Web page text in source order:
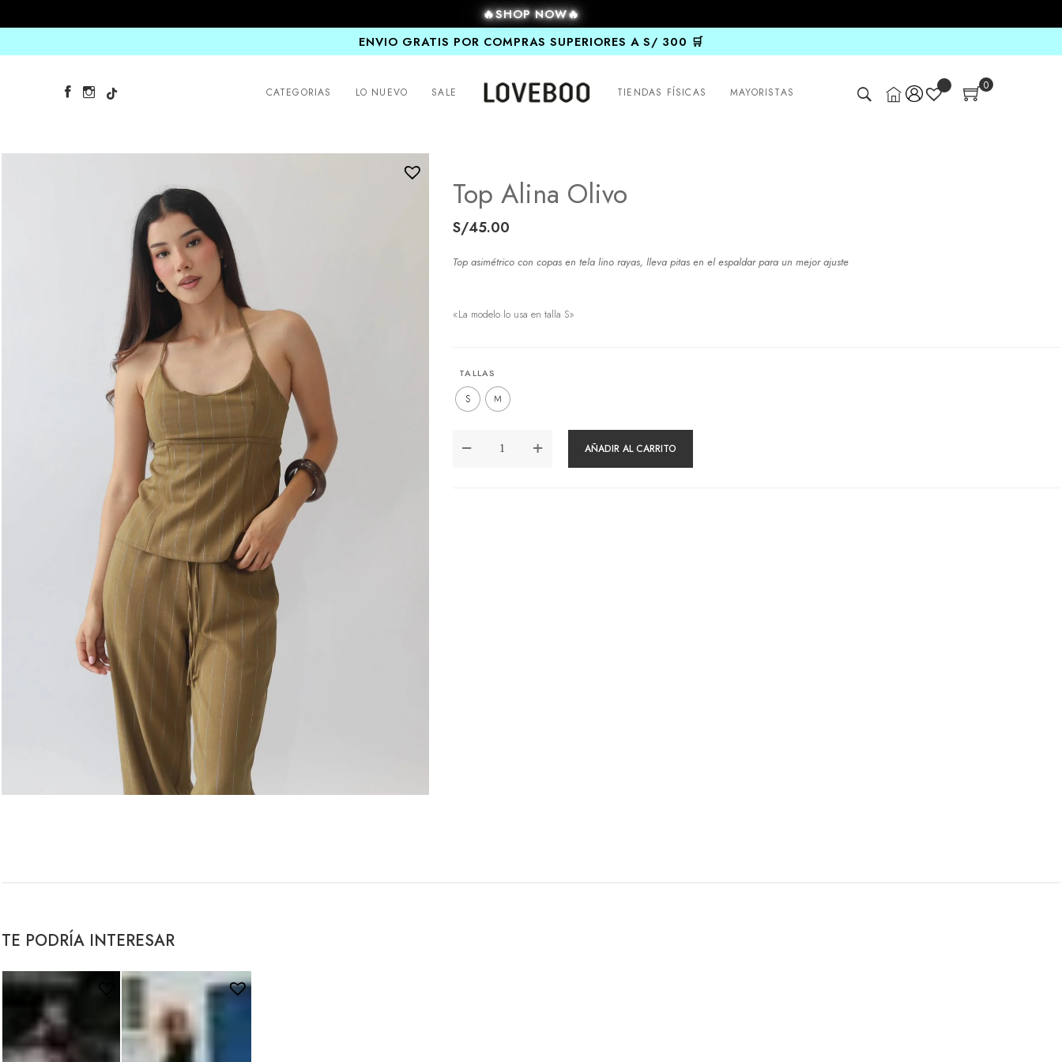
🔥SHOP NOW🔥
ENVIO GRATIS POR COMPRAS SUPERIORES A S/ 300 🛒
CATEGORIAS LO NUEVO SALE TIENDAS FÍSICAS MAYORISTAS 0
Top Alina Olivo
S/45.00
Top asimétrico con copas en tela lino rayas, lleva pitas en el espaldar para un mejor ajuste
«La modelo lo usa en talla S»
TALLAS
S M
ALINA
AÑADIR AL CARRITO